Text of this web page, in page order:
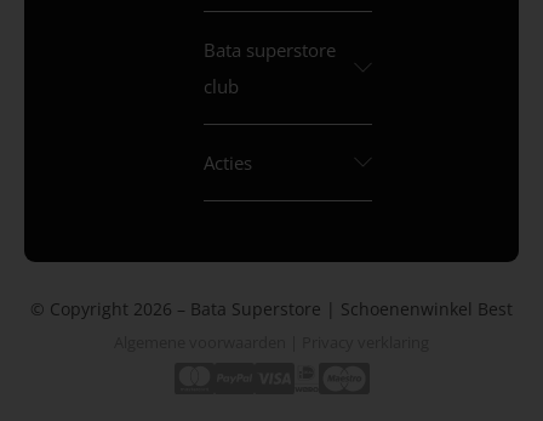
Bata superstore
club
Acties
© Copyright 2026 – Bata Superstore | Schoenenwinkel Best